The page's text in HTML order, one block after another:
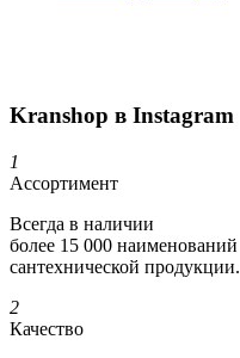
Kranshop в Instagram
1
Ассортимент
Всегда в наличии
более 15 000 наименований
сантехнической продукции.
2
Качество